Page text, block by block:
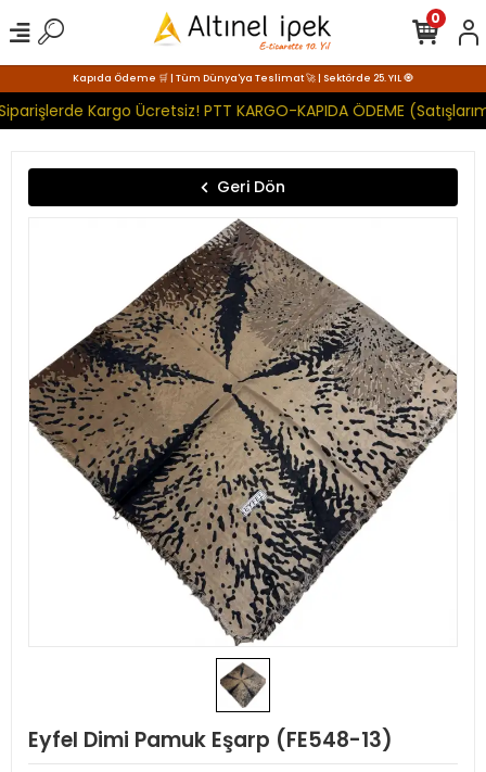
Kapıda Ödeme 🛒 | Tüm Dünya'ya Teslimat 🚀 | Sektörde 25. YIL 🧿
Kargo Ücretsiz! PTT KARGO-KAPIDA ÖDEME
0
Geri Dön
Eyfel Dimi Pamuk Eşarp (FE548-13)